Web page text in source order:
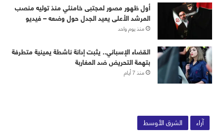
أول ظهور مصور لمجتبى خامنئي منذ توليه منصب
المرشد الأعلى يعيد الجدل حول وضعه – فيديو
منذ يوم واحد
القضاء الإسباني.. يثبت إدانة ناشطة يمينية متطرفة
بتهمة التحريض ضد المغاربة
منذ 7 أيام